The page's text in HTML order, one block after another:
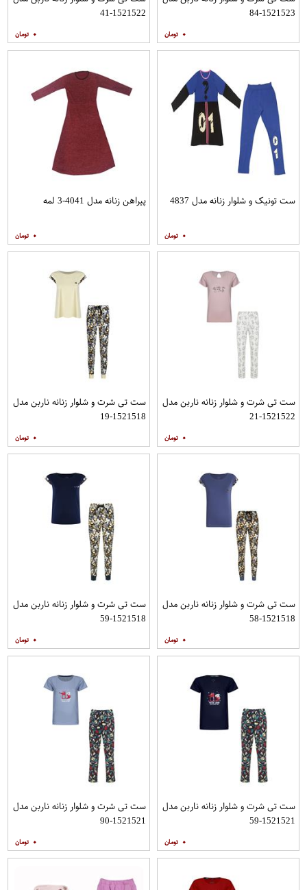
1521523-84
۰
1521522-41
۰
ست تونیک و شلوار زنانه مدل 4837
۰
پیراهن زنانه مدل 4041-3 لمه
۰
ست تی شرت و شلوار زنانه ناربن مدل
1521522-21
۰
ست تی شرت و شلوار زنانه ناربن مدل
1521518-19
۰
ست تی شرت و شلوار زنانه ناربن مدل
1521518-58
۰
ست تی شرت و شلوار زنانه ناربن مدل
1521518-59
۰
ست تی شرت و شلوار زنانه ناربن مدل
1521521-59
۰
ست تی شرت و شلوار زنانه ناربن مدل
1521521-90
۰